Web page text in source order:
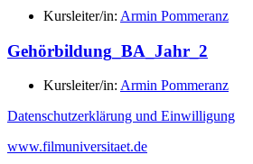
Kursleiter/in: Armin Pommeranz
Gehörbildung_BA_Jahr_2
Kursleiter/in: Armin Pommeranz
Datenschutzerklärung und Einwilligung
www.filmuniversitaet.de